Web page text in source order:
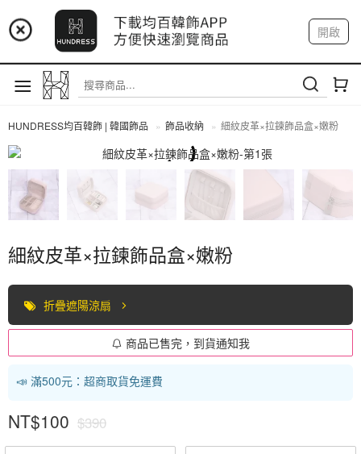
📢 市集預告：9/4-9/6 淡水捷運站
📢 市集預告：9/12-9/13 八里海巡基地
📢 市集預告：8/22-8/23 桃園青埔置地廣場
開啟
註冊 我的帳戶
HUNDRESS均百韓飾 | 韓國飾品 飾品收納 細紋皮革×拉鍊飾品盒×嫩粉
細紋皮革×拉鍊飾品盒×嫩粉
折疊遮陽涼扇
商品已售完，到貨通知我
📣 滿500元：超商取貨免運費
NT$100 $390